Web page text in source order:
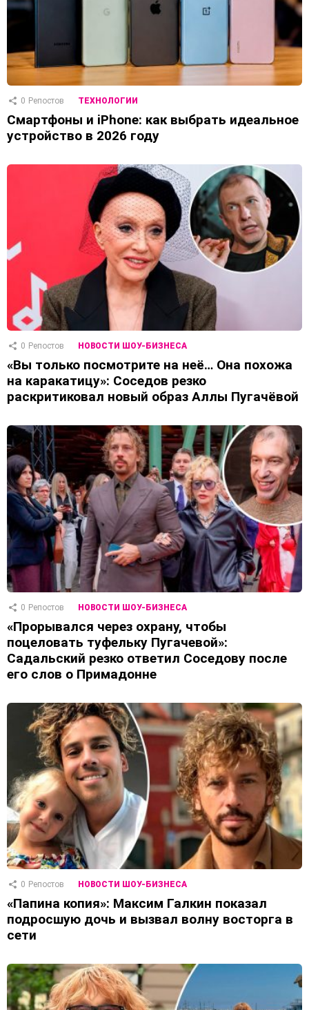
0 Репостов ТЕХНОЛОГИИ
Смартфоны и iPhone: как выбрать идеальное
устройство в 2026 году
0 Репостов НОВОСТИ ШОУ-БИЗНЕСА
«Вы только посмотрите на неё… Она похожа
на каракатицу»: Соседов резко
раскритиковал новый образ Аллы Пугачёвой
0 Репостов НОВОСТИ ШОУ-БИЗНЕСА
«Прорывался через охрану, чтобы
поцеловать туфельку Пугачевой»:
Садальский резко ответил Соседову после
его слов о Примадонне
0 Репостов НОВОСТИ ШОУ-БИЗНЕСА
«Папина копия»: Максим Галкин показал
подросшую дочь и вызвал волну восторга в
сети